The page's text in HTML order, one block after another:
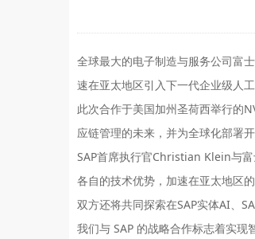
全球最大的电子制造与服务公司富
速在亚太地区引入下一代企业级人工
此次合作于美国加州圣荷西举行的
应链管理的未来，并为全球化部署开
SAP首席执行官Christian Klein与
各自的技术优势，加速在亚太地区
双方还将共同探索在SAP实体AI、
我们与 SAP 的战略合作标志着实